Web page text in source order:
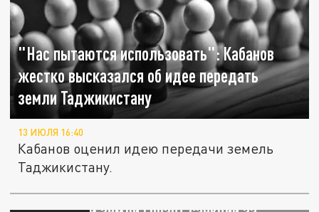
"Нас пытаются использовать": Кабанов
жестко высказался об идее передать
земли Таджикистану
13 ИЮЛЯ 16:40
Кабанов оценил идею передачи земель
Таджикистану.
Дачникам дали срок до 2028 года: